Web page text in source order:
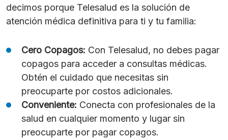
decimos porque Telesalud es la solución de
atención médica definitiva para ti y tu familia:
Cero Copagos: Con Telesalud, no debes pagar
copagos para acceder a consultas médicas.
Obtén el cuidado que necesitas sin
preocuparte por costos adicionales.
Conveniente: Conecta con profesionales de la
salud en cualquier momento y lugar sin
preocuparte por pagar copagos.